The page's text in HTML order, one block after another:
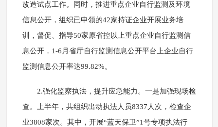
改造试点工作。同时，推进重点企业自行监测及环境
信息公开，组织已申领的42家持证企业开展业务培
训，督促、指导50家原省控以上重点企业自行监测信
息公开，1-6月省厅自行监测信息公开平台上企业自行
监测信息公开率达99.82%。
2.强化监察执法，提升应急能力。一是加强现场检
查。上半年，共组织出动执法人员8337人次，检查企
业3808家次。其中，开展“蓝天保卫”1号专项执法行